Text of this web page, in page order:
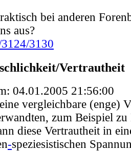
bei anderen
aus?
3130
Vertrautheit
04.01.2005 21:56:00
vergleichbare (enge)
zum Beispiel
diese Vertrautheit in
-speziesistischen